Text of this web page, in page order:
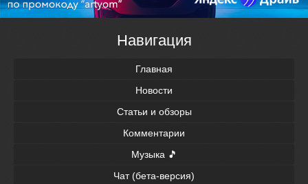
Навигация
Главная
Новости
Статьи и обзоры
Комментарии
Музыка 🎵
Чат (бета-версия)